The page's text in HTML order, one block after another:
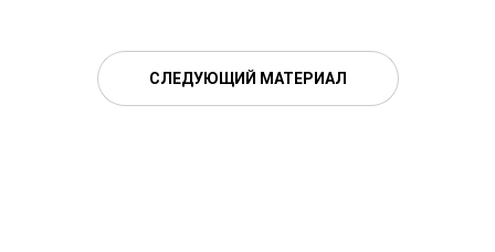
СЛЕДУЮЩИЙ МАТЕРИАЛ